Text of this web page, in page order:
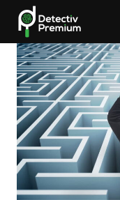
Skip
content